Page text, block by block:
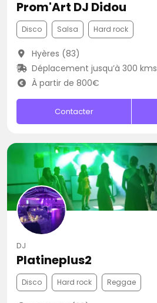
Prom'Art DJ Didou
Disco Salsa Hard rock
Hyères (83)
Déplacement jusqu’à 300 kms
À partir de 800€
Contacter
DJ
Platineplus2
Disco Hard rock Reggae